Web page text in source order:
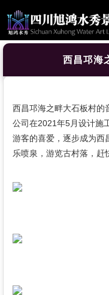
西昌邛海
西昌邛海之畔大石板村的
公司在2021年5月设计施
游客的喜爱，逐步成为西
乐喷泉，游览古村落，赶